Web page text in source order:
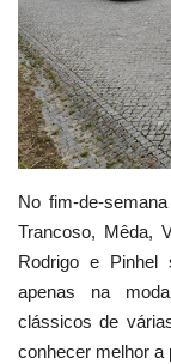
Educação
Estatuto
Saúde
Ficha técnica
Cultura
Lazer
No fim-de-
Trancoso, Mêda,
Rodrigo e Pinhel
apenas na
clássicos de
conhecer melhor a